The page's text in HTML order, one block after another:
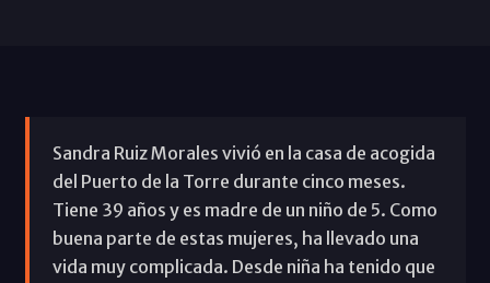
Sandra Ruiz Morales vivió en la casa de acogida
del Puerto de la Torre durante cinco meses.
Tiene 39 años y es madre de un niño de 5. Como
buena parte de estas mujeres, ha llevado una
vida muy complicada. Desde niña ha tenido que